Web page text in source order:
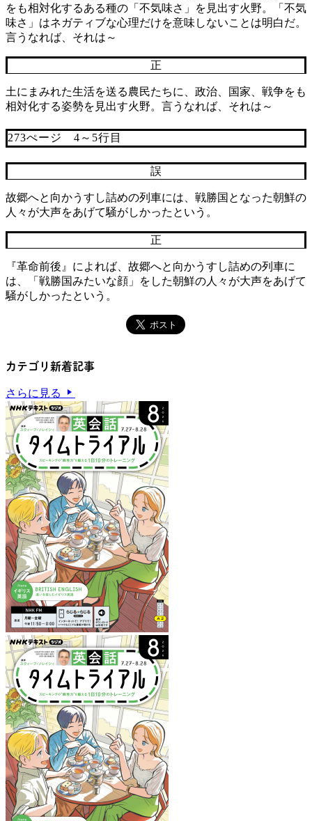
をも相対化するある種の「不気味さ」を見出す火野。「不気
味さ」はネガティブな心理だけを意味しないことは明白だ。
言うなれば、それは～
正
土にまみれた生活を送る農民たちに、政治、国家、戦争をも
相対化する姿勢を見出す火野。言うなれば、それは～
273ぺージ 4～5行目
誤
故郷へと向かうすし詰めの列車には、戦勝国となった朝鮮の
人々が大声をあげて騒がしかったという。
正
『革命前後』によれば、故郷へと向かうすし詰めの列車に
は、「戦勝国みたいな顔」をした朝鮮の人々が大声をあげて
騒がしかったという。
カテゴリ新着記事
さらに見る